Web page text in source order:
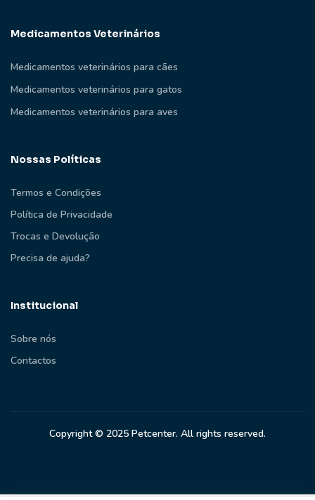
Medicamentos Veterinários
Medicamentos veterinários para cães
Medicamentos veterinários para gatos
Medicamentos veterinários para aves
Nossas Políticas
Termos e Condições
Política de Privacidade
Trocas e Devolução
Precisa de ajuda?
Institucional
Sobre nós
Contactos
Copyright © 2025 Petcenter. All rights reserved.